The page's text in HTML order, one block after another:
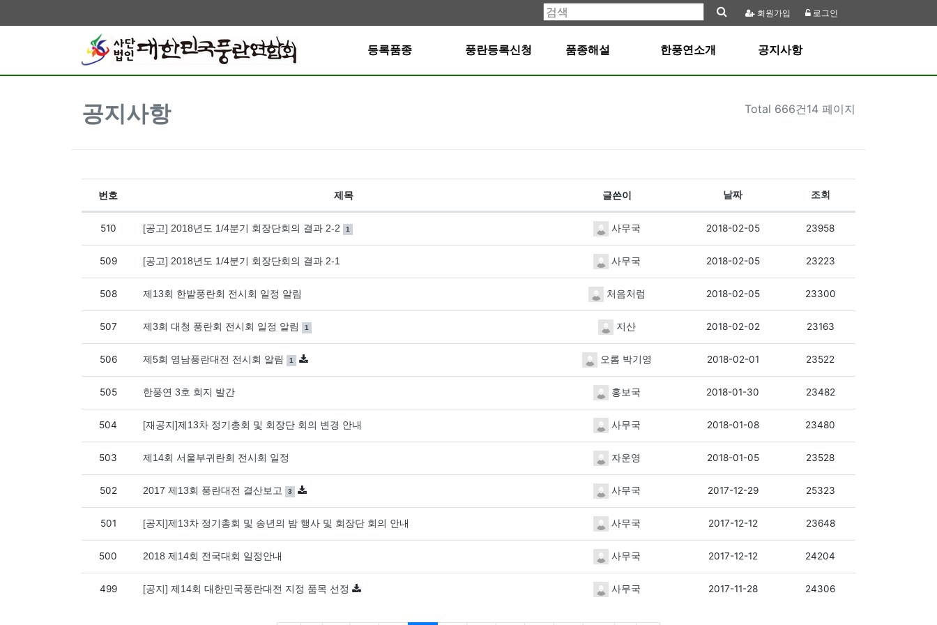
회원 가입 로그인
등록품종 풍란등록신청 품종해설 한풍연소개 공지사항
공지사항 Total 666건14 페이지
번호 제목 글쓴이 날짜 조회
510 [공고] 2018년도 1/4분기 회장단회의 결과 2-2 댓글
1 사무국 2018-02-05 23958
509 [공고] 2018년도 1/4분기 회장단회의 결과 2-1 사무국 2018-02-05 23223
508 제13회 한밭풍란회 전시회 일정 알림 처음처럼 2018-02-05 23300
507 제3회 대청 풍란회 전시회 일정 알림 댓글
1 지산 2018-02-02 23163
506 제5회 영남풍란대전 전시회 알림 댓글
1 개 오롬 박기영 2018-02-01 23522
505 한풍연 3호 회지 발간 홍보국 2018-01-30 23482
504 [재공지]제13차 정기총회 및 회장단 회의 변경 안내 사무국 2018-01-08 23480
503 제14회 서울부귀란회 전시회 일정 자운영 2018-01-05 23528
502 2017 제13회 풍란대전 결산보고 댓글
3 개 사무국 2017-12-29 25323
501 [공지]제13차 정기총회 및 송년의 밤 행사 및 회장단 회의 안내 사무국 2017-12-12 23648
500 2018 제14회 전국대회 일정안내 사무국 2017-12-12 24204
499 [공지] 제14회 대한민국풍란대전 지정 품목 선정 사무국 2017-11-28 24306